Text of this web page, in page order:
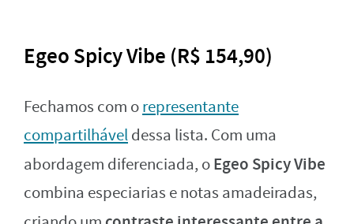
Egeo Spicy Vibe (R$ 154,90)
Fechamos com orepresentante
compartilháveldessa lista. Com uma
abordagem diferenciada, oEgeo Spicy Vibe
combina especiarias e notas amadeiradas,